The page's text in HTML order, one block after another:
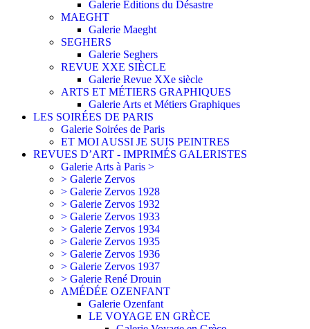
Galerie Editions du Désastre
MAEGHT
Galerie Maeght
SEGHERS
Galerie Seghers
REVUE XXE SIÈCLE
Galerie Revue XXe siècle
ARTS ET MÉTIERS GRAPHIQUES
Galerie Arts et Métiers Graphiques
LES SOIRÉES DE PARIS
Galerie Soirées de Paris
ET MOI AUSSI JE SUIS PEINTRES
REVUES D’ART - IMPRIMÉS GALERISTES
Galerie Arts à Paris >
> Galerie Zervos
> Galerie Zervos 1928
> Galerie Zervos 1932
> Galerie Zervos 1933
> Galerie Zervos 1934
> Galerie Zervos 1935
> Galerie Zervos 1936
> Galerie Zervos 1937
> Galerie René Drouin
AMÉDÉE OZENFANT
Galerie Ozenfant
LE VOYAGE EN GRÈCE